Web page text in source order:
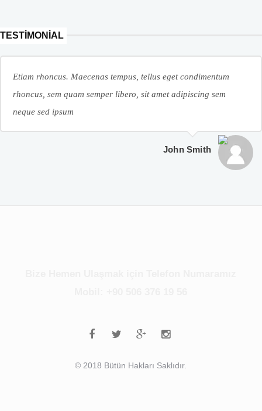
TESTIMONIAL
Etiam rhoncus. Maecenas tempus, tellus eget condimentum
rhoncus, sem quam semper libero, sit amet adipiscing sem
neque sed ipsum
John Smith
© 2018 Bütün Hakları Saklıdır.